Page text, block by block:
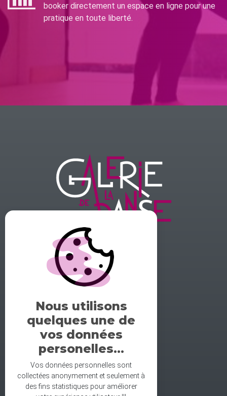
booker directement un espace en ligne pour une
pratique en toute liberté.
GALERIE DE LA DANSE
1 rue midol 25000 Besançon
tel: 06.71.93.54.75
contact@galeriedeladanse.fr
facebook/galeriedeladanse
instagram/lagaleriedeladanse
Nous utilisons
quelques une de
vos données
personelles...
Vos données personnelles sont
collectées anonymement et seulement à
des fins statistiques pour améliorer